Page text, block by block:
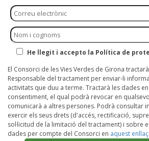
He llegit i accepto la Política de
El Consorci de les Vies Verdes de Girona
Responsable del tractament per enviar-li
activitats que duu a terme. Tractarà les dades
consentiment, el qual podrà revocar en
comunicarà a altres persones. Podrà consultar
exercir els seus drets (d'accés, rectificació,
sol·licitud de la limitació del tractament) i sobre
dades per compte del Consorci en aquest enllaç.